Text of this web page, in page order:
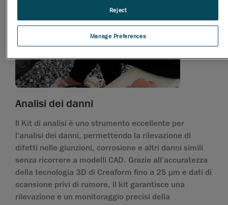
Analisi dei danni
Il Kit di analisi è uno strumento eccellente per
l'analisi dei danni, permettendo la rilevazione di
difetti nelle giunzioni, corrosione e altri danni simili
senza ricorrere a modelli CAD. Grazie all'accuratezza
della tecnologia 3D di Creaform fino a 25 µm e dati di
scansione privi di rumore, il kit garantisce una
rilevazione e un monitoraggio precisi della
Manage Preferences
Reject